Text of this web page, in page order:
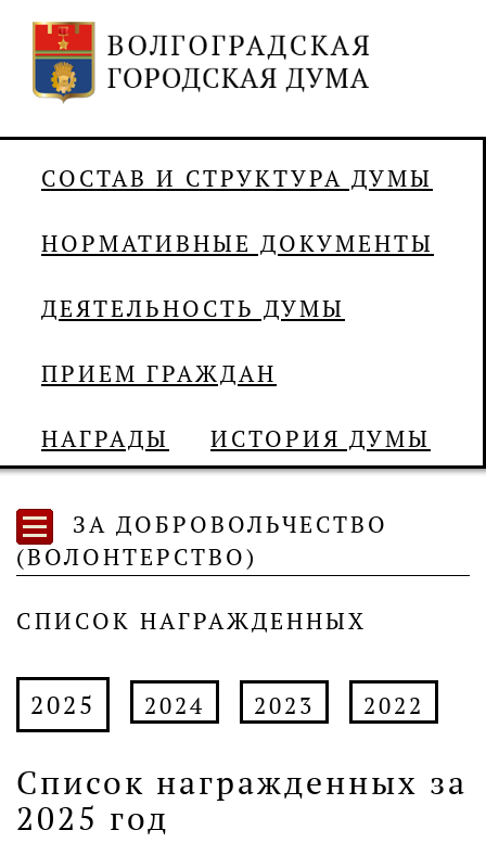
СОСТАВ И СТРУКТУРА ДУМЫ
НОРМАТИВНЫЕ ДОКУМЕНТЫ
ДЕЯТЕЛЬНОСТЬ ДУМЫ
ПРИЕМ ГРАЖДАН
НАГРАДЫ ИСТОРИЯ ДУМЫ
ЗА ДОБРОВОЛЬЧЕСТВО
(ВОЛОНТЕРСТВО)
СПИСОК НАГРАЖДЕННЫХ
2025 2024 2023 2022
Список награжденных за
2025 год